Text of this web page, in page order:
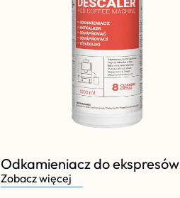
Odkamieniacz do ekspresów
Zobacz więcej